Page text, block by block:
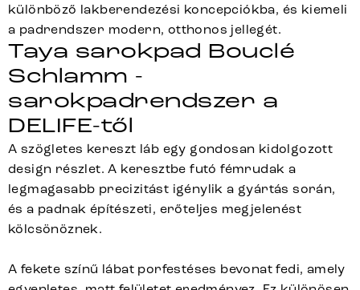
különböző lakberendezési koncepciókba, és kiemeli
a padrendszer modern, otthonos jellegét.
Taya sarokpad Bouclé
Schlamm -
sarokpadrendszer a
DELIFE-től
A szögletes kereszt láb egy gondosan kidolgozott
design részlet. A keresztbe futó fémrudak a
legmagasabb precizitást igénylik a gyártás során,
és a padnak építészeti, erőteljes megjelenést
kölcsönöznek.
A fekete színű lábat porfestéses bevonat fedi, amely